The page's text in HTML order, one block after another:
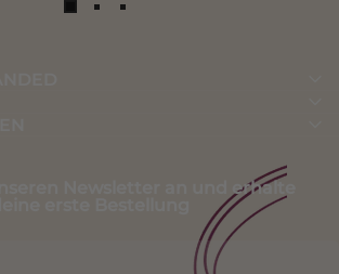
Newsletter an und erhalte